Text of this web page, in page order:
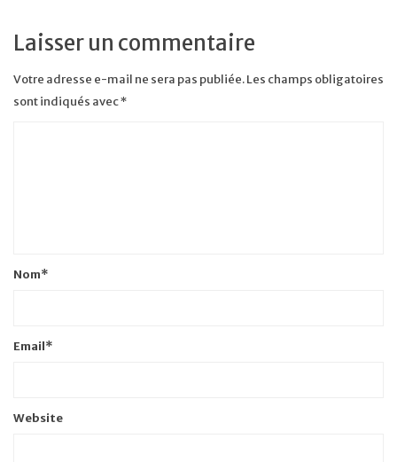
Laisser un commentaire
Votre adresse e-mail ne sera pas publiée.Les champs obligatoires
sont indiqués avec*
Nom*
Email*
Website